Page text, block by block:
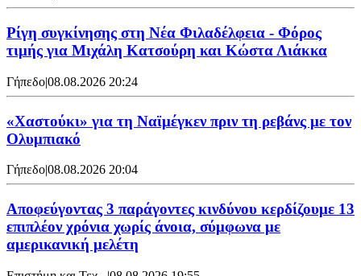
Ρίγη συγκίνησης στη Νέα Φιλαδέλφεια - Φόρος
τιμής για Μιχάλη Κατσούρη και Κώστα Λιάκκα
Γήπεδο|08.08.2026 20:24
«Χαστούκι» για τη Ναϊμέγκεν πριν τη ρεβάνς με τον
Ολυμπιακό
Γήπεδο|08.08.2026 20:04
Αποφεύγοντας 3 παράγοντες κινδύνου κερδίζουμε 13
επιπλέον χρόνια χωρίς άνοια, σύμφωνα με
αμερικανική μελέτη